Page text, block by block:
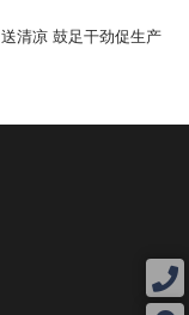
清凉 鼓足干劲促生产